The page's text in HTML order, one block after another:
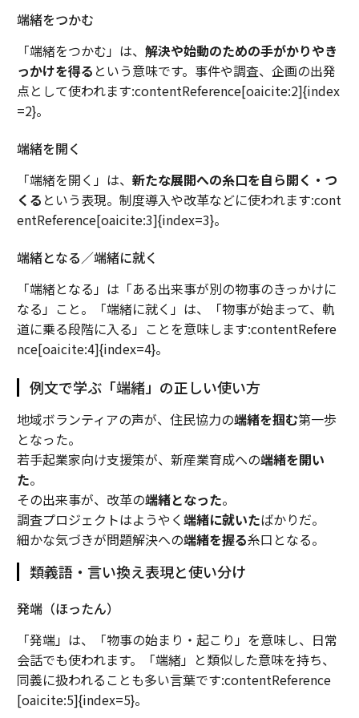
端緒をつかむ
「端緒をつかむ」は、 解決や始動のための手がかりやき
っかけを得る という意味です。事件や調査、企画の出発
点として使われます:contentReference[oaicite:2]{index
=2}。
端緒を開く
「端緒を開く」は、 新たな展開への糸口を自ら開く・つ
くる という表現。制度導入や改革などに使われます:cont
entReference[oaicite:3]{index=3}。
端緒となる／端緒に就く
「端緒となる」は「ある出来事が別の物事のきっかけに
なる」こと。「端緒に就く」は、「物事が始まって、軌
道に乗る段階に入る」ことを意味します:contentRefere
nce[oaicite:4]{index=4}。
例文で学ぶ「端緒」の正しい使い方
地域ボランティアの声が、住民協力の端緒を掴む第一歩
となった。
若手起業家向け支援策が、新産業育成への端緒を開い
た。
その出来事が、改革の端緒となった。
調査プロジェクトはようやく端緒に就いたばかりだ。
細かな気づきが問題解決への端緒を握る糸口となる。
類義語・言い換え表現と使い分け
発端（ほったん）
「発端」は、「物事の始まり・起こり」を意味し、日常
会話でも使われます。「端緒」と類似した意味を持ち、
同義に扱われることも多い言葉です:contentReference
[oaicite:5]{index=5}。